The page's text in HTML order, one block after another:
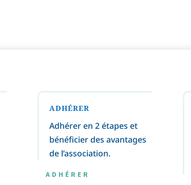
ADHÉRER
Adhérer en 2 étapes et
bénéficier des avantages
de l’association.
ADHÉRER